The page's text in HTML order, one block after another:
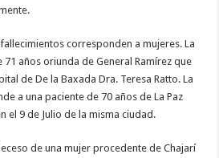
corresponden a mujeres. La
años oriunda de General Ramírez que
de De la Baxada Dra. Teresa Ratto. La
a una paciente de 70 años de La Paz
el 9 de Julio de la misma ciudad.
de una mujer procedente de Chajarí